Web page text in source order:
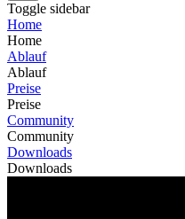
Toggle sidebar
Home
Home
Ablauf
Ablauf
Preise
Preise
Community
Community
Downloads
Downloads